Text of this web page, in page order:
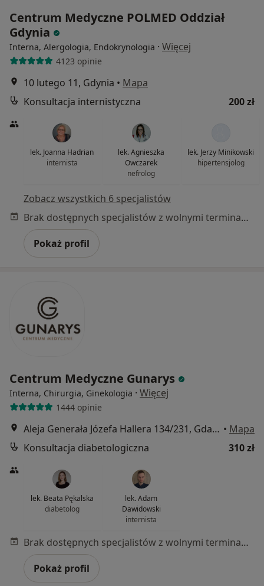
Centrum Medyczne POLMED Oddział
Gdynia
Interna, Alergologia, Endokrynologia · Więcej
4123 opinie
10 lutego 11, Gdynia • Mapa
Konsultacja internistyczna
200 zł
lek. Joanna Hadrian
internista
lek. Agnieszka
Owczarek
nefrolog
lek. Jerzy Minikowski
hipertensjolog
Zobacz wszystkich 6 specjalistów
Brak dostępnych specjalistów z wolnymi terminami w tym centrum medycznym.
Pokaż profil
Centrum Medyczne Gunarys
Interna, Chirurgia, Ginekologia · Więcej
1444 opinie
Aleja Generała Józefa Hallera 134/231, Gdańsk • Mapa
Konsultacja diabetologiczna
310 zł
lek. Beata Pękalska
diabetolog
lek. Adam
Dawidowski
internista
Brak dostępnych specjalistów z wolnymi terminami w tym centrum medycznym.
Pokaż profil